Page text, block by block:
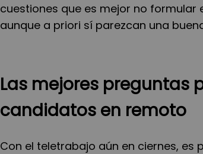
cuestiones que es mejor no formular
aunque a priori sí parezcan una
Las mejores preguntas
candidatos en remoto
Con el teletrabajo aún en ciernes, es